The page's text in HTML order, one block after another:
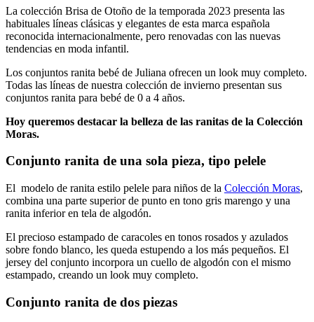
La colección Brisa de Otoño de la temporada 2023 presenta las
habituales líneas clásicas y elegantes de esta marca española
reconocida internacionalmente, pero renovadas con las nuevas
tendencias en moda infantil.
Los conjuntos ranita bebé de Juliana ofrecen un look muy completo.
Todas las líneas de nuestra colección de invierno presentan sus
conjuntos ranita para bebé de 0 a 4 años.
Hoy queremos destacar la belleza de las ranitas de la Colección
Moras.
Conjunto ranita de una sola pieza, tipo pelele
El modelo de ranita estilo pelele para niños de la Colección Moras,
combina una parte superior de punto en tono gris marengo y una
ranita inferior en tela de algodón.
El precioso estampado de caracoles en tonos rosados y azulados
sobre fondo blanco, les queda estupendo a los más pequeños. El
jersey del conjunto incorpora un cuello de algodón con el mismo
estampado, creando un look muy completo.
Conjunto ranita de dos piezas